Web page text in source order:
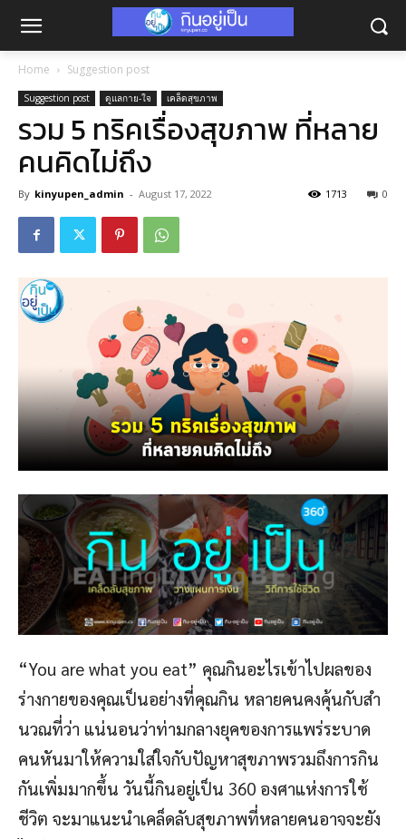
Home Suggestion post
Suggestion post ดูแลกาย-ใจ เคล็ดสุขภาพ
รวม 5 ทริคเรื่องสุขภาพ ที่หลาย
คนคิดไม่ถึง
By kinyupen_admin - August 17, 2022 0
1713
“You are what you eat” คุณกินอะไรเข้าไปผลของ
ร่างกายของคุณเป็นอย่างที่คุณกิน หลายคนคงคุ้นกับสำ
นวณที่ว่า แน่นอนว่าท่ามกลางยุคของการแพร่ระบาด
คนหันมาให้ความใส่ใจกับปัญหาสุขภาพรวมถึงการกิน
กันเพิ่มมากขึ้น วันนี้กินอยู่เป็น 360 องศาแห่งการใช้
ชีวิต จะมาแนะนำเคล็ดลับสุขภาพที่หลายคนอาจจะยัง